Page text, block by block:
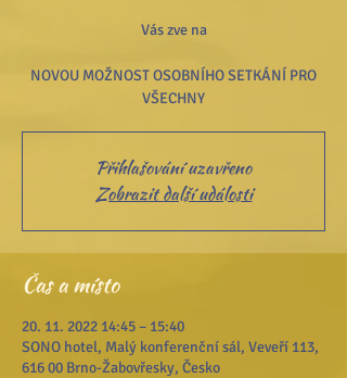
Vás zve na
NOVOU MOŽNOST OSOBNÍHO SETKÁNÍ PRO
VŠECHNY
Přihlašování uzavřeno
Zobrazit další události
Čas a místo
20. 11. 2022 14:45 – 15:40
SONO hotel, Malý konferenční sál, Veveří 113,
616 00 Brno-Žabovřesky, Česko